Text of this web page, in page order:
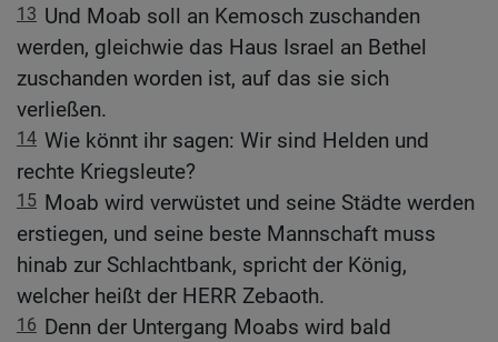
13 Und Moab soll an Kemosch zuschanden
werden, gleichwie das Haus Israel an Bethel
zuschanden worden ist, auf das sie sich
verließen.
14 Wie könnt ihr sagen: Wir sind Helden und
rechte Kriegsleute?
15 Moab wird verwüstet und seine Städte werden
erstiegen, und seine beste Mannschaft muss
hinab zur Schlachtbank, spricht der König,
welcher heißt der HERR Zebaoth.
16 Denn der Untergang Moabs wird bald